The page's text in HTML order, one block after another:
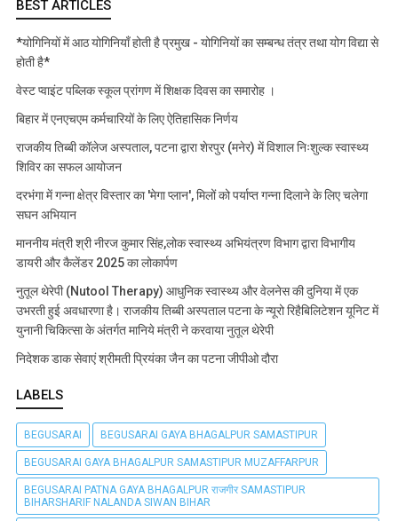
BEST ARTICLES
*योगिनियों में आठ योगिनियाँ होती है प्रमुख - योगिनियों का सम्बन्ध तंत्र तथा योग विद्या से
होती है*
वेस्ट प्वाइंट पब्लिक स्कूल प्रांगण में शिक्षक दिवस का समारोह ।
बिहार में एनएचएम कर्मचारियों के लिए ऐतिहासिक निर्णय
राजकीय तिब्बी कॉलेज अस्पताल, पटना द्वारा शेरपुर (मनेर) में विशाल निःशुल्क स्वास्थ्य
शिविर का सफल आयोजन
दरभंगा में गन्ना क्षेत्र विस्तार का 'मेगा प्लान', मिलों को पर्याप्त गन्ना दिलाने के लिए चलेगा
सघन अभियान
माननीय मंत्री श्री नीरज कुमार सिंह,लोक स्वास्थ्य अभियंत्रण विभाग द्वारा विभागीय
डायरी और कैलेंडर 2025 का लोकार्पण
नुतूल थेरेपी (Nutool Therapy) आधुनिक स्वास्थ्य और वेलनेस की दुनिया में एक
उभरती हुई अवधारणा है। राजकीय तिब्बी अस्पताल पटना के न्यूरो रिहैबिलिटेशन यूनिट में
युनानी चिकित्सा के अंतर्गत मानिये मंत्री ने करवाया नुतूल थेरेपी
निदेशक डाक सेवाएं श्रीमती प्रियंका जैन का पटना जीपीओ दौरा
LABELS
BEGUSARAI BEGUSARAI GAYA BHAGALPUR SAMASTIPUR
BEGUSARAI GAYA BHAGALPUR SAMASTIPUR MUZAFFARPUR
BEGUSARAI PATNA GAYA BHAGALPUR राजगीर SAMASTIPUR
BIHARSHARIF NALANDA SIWAN BIHAR